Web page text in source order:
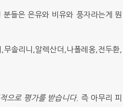
들은 은유와 비유와 풍자라는게 뭔
솔리니,알렉산더,나폴레옹,전두환,
으로 평가를 받습니다. 즉 아무리 피